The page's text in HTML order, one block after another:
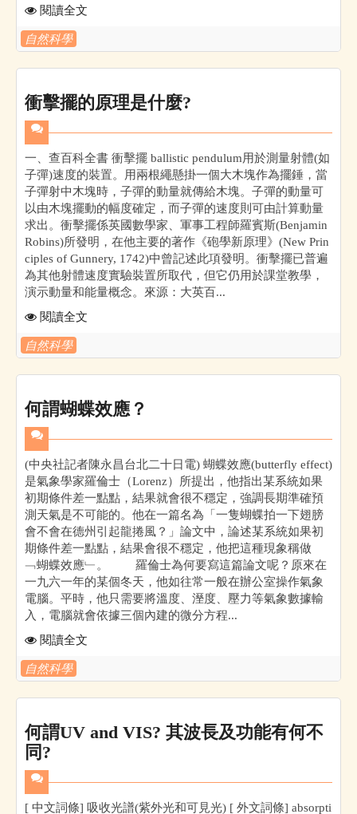
閱讀全文
自然科學
衝擊擺的原理是什麼?
一、查百科全書 衝擊擺 ballistic pendulum用於測量射體(如
子彈)速度的裝置。用兩根繩懸掛一個大木塊作為擺錘，當
子彈射中木塊時，子彈的動量就傳給木塊。子彈的動量可
以由木塊擺動的幅度確定，而子彈的速度則可由計算動量
求出。衝擊擺係英國數學家、軍事工程師羅賓斯(Benjamin
Robins)所發明，在他主要的著作《砲學新原理》(New Prin
ciples of Gunnery, 1742)中曾記述此項發明。衝擊擺已普遍
為其他射體速度實驗裝置所取代，但它仍用於課堂教學，
演示動量和能量概念。來源：大英百...
閱讀全文
自然科學
何謂蝴蝶效應？
(中央社記者陳永昌台北二十日電) 蝴蝶效應(butterfly effect)
是氣象學家羅倫士（Lorenz）所提出，他指出某系統如果
初期條件差一點點，結果就會很不穩定，強調長期準確預
測天氣是不可能的。他在一篇名為「一隻蝴蝶拍一下翅膀
會不會在德州引起龍捲風？」論文中，論述某系統如果初
期條件差一點點，結果會很不穩定，他把這種現象稱做
﹁蝴蝶效應﹂。 羅倫士為何要寫這篇論文呢？原來在
一九六一年的某個冬天，他如往常一般在辦公室操作氣象
電腦。平時，他只需要將溫度、溼度、壓力等氣象數據輸
入，電腦就會依據三個內建的微分方程...
閱讀全文
自然科學
何謂UV and VIS? 其波長及功能有何不
同?
[ 中文詞條] 吸收光譜(紫外光和可見光) [ 外文詞條] absorpti